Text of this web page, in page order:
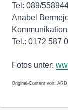
Tel: 089/
Anabel
Tel.: 0172 587
Fotos unter:
Original-Content von: